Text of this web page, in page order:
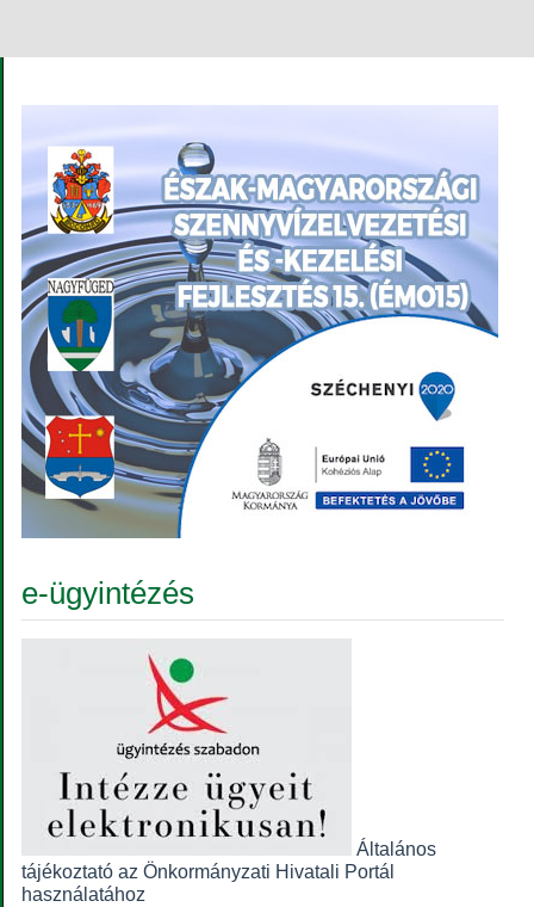
e-ügyintézés
Általános
tájékoztató az Önkormányzati Hivatali Portál
használatához